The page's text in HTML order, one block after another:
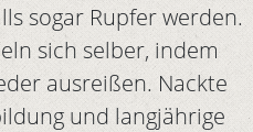
sogar Rupfer werden.
sich selber, indem
ausreißen. Nackte
und langjährige